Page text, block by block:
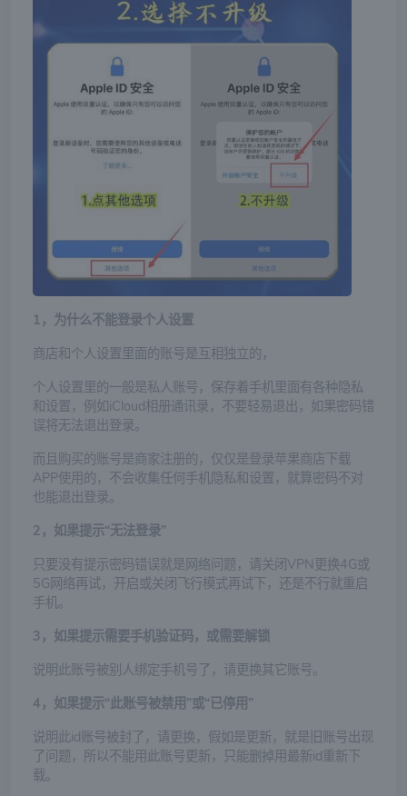
1，为什么不能登录个人设置
商店和个人设置里面的账号是互相独立的，
个人设置里的一般是私人账号，保存着手机里面有各种隐私
和设置，例如iCloud相册通讯录，不要轻易退出，如果密码错
误将无法退出登录。
而且购买的账号是商家注册的，仅仅是登录苹果商店下载
APP使用的，不会收集任何手机隐私和设置，就算密码不对
也能退出登录。
2，如果提示“无法登录”
只要没有提示密码错误就是网络问题，请关闭VPN更换4G或
5G网络再试，开启或关闭飞行模式再试下，还是不行就重启
手机。
3，如果提示需要手机验证码，或需要解锁
说明此账号被别人绑定手机号了，请更换其它账号。
4，如果提示“此账号被禁用”或“已停用”
说明此id账号被封了，请更换，假如是更新，就是旧账号出现
了问题，所以不能用此账号更新，只能删掉用最新id重新下
载。